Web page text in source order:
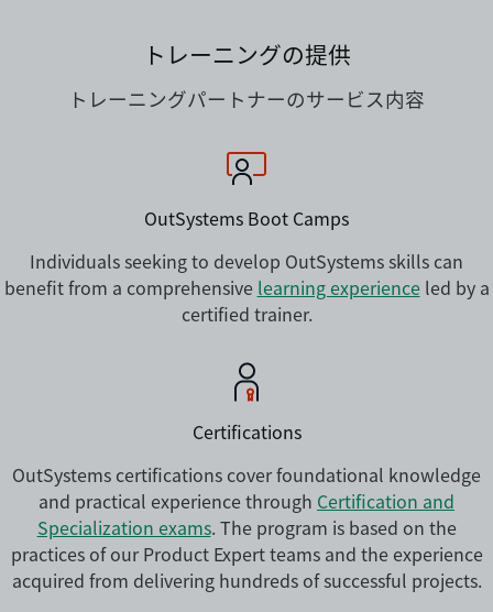
トレーニングの提供
トレーニングパートナーのサービス内容
OutSystems Boot Camps
Individuals seeking to develop OutSystems skills can
benefit from a comprehensive learning experienceled by a
certified trainer.
Certifications
OutSystems certifications cover foundational knowledge
and practical experience through Certification and
Specialization exams. The program is based on the
practices of our Product Expert teams and the experience
acquired from delivering hundreds of successful projects.